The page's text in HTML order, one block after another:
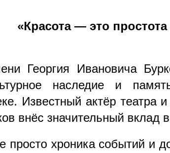
«Красота — это
Георгия Ивановича
наследие и
Известный актёр театра
внёс значительный вклад
просто хроника событий и